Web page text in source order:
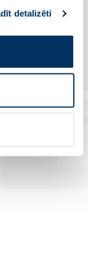
detalizēti